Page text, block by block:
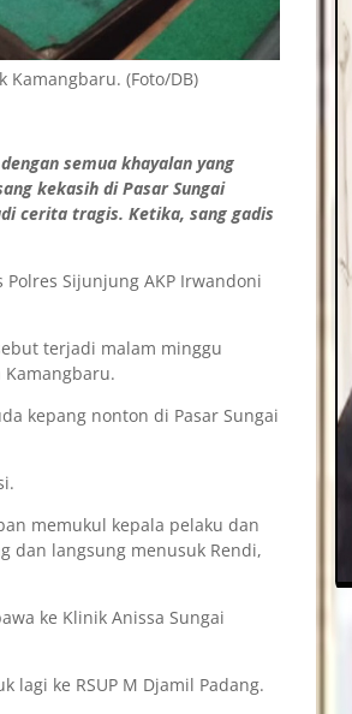
Kamangbaru. (Foto/DB)
semua khayalan yang
kekasih di Pasar Sungai
cerita tragis. Ketika, sang gadis
Sijunjung AKP Irwandoni
terjadi malam minggu
Kamangbaru.
kepang nonton di Pasar Sungai
memukul kepala pelaku dan
dan langsung menusuk Rendi,
ke Klinik Anissa Sungai
ke RSUP M Djamil Padang.